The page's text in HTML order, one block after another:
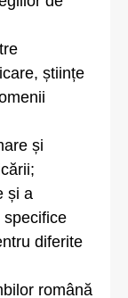
științe
și
și a
specifice
diferite
română